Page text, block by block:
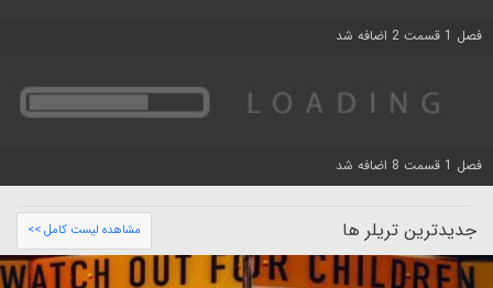
فصل 1 قسمت 2 اضافه شد
فصل 1 قسمت 8 اضافه شد
جدیدترین تریلر ها مشاهده لیست کامل >>